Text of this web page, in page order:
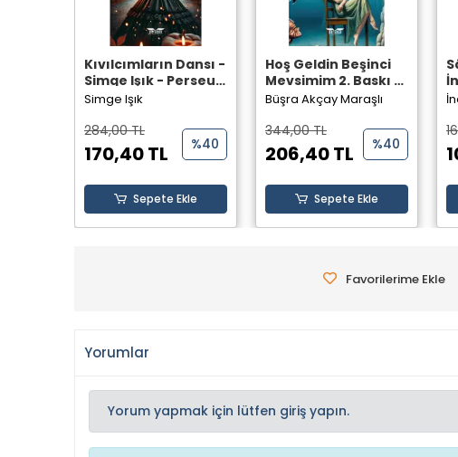
Kıvılcımların Dansı -
Simge Işık - Perseus
Yayınevi -
Simge Işık
284,00 TL
170,40 TL %40
Sepete Ekle
Hoş Geldin Beşinci
Mevsimim 2. Baskı -
Büşra Akçay Maraşlı
Büşra Akçay Maraşlı
344,00 TL
206,40 TL %40
Sepete Ekle
Favorilerime Ekle
Yorumlar
Yorum yapmak için lütfen giriş yapın.